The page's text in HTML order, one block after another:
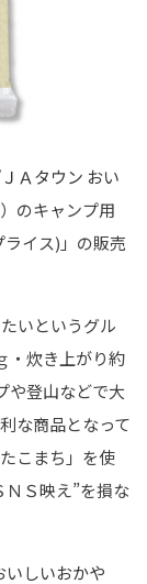
ＪＡタウン おい
のキャンプ用
イス)」の販売
いというグル
・炊き上がり約
や登山などで大
な商品となって
こまち」を使
ＮＳ映え”を損な
いしいおかや